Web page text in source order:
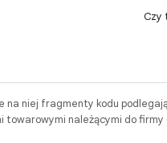
Czy
na niej fragmenty kodu
towarowymi należącymi do